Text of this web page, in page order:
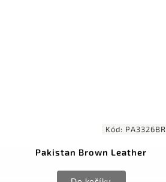
Kód: PA3326BR
Pakistan Brown Leather